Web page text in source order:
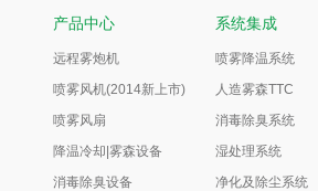
产品中心
远程雾炮机
喷雾风机(2014新上市)
喷雾风扇
降温冷却|雾森设备
消毒除臭设备
系统集成
喷雾降温系统
人造雾森TTC
消毒除臭系统
湿处理系统
净化及除尘系统